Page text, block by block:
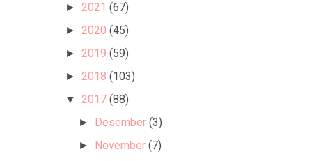
► 2021 (67)
► 2020 (45)
► 2019 (59)
► 2018 (103)
▼ 2017 (88)
► Desember (3)
► November (7)